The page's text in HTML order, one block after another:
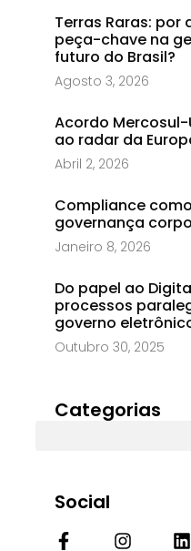
Terras Raras: por
peça-chave na
futuro do Brasil?
Agosto 3, 2026
Acordo Mercosul-
ao radar da
Abril 2, 2026
Compliance
governança
Janeiro 8, 2026
Do papel ao
processos
governo
Outubro 30, 2025
Categorias
Social